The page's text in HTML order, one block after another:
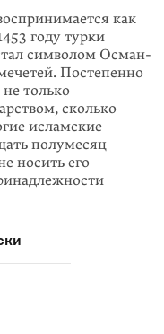
как
году турки
символом Осман­
Постепенно
только
сколько
исламские
по­лумесяц
носить его